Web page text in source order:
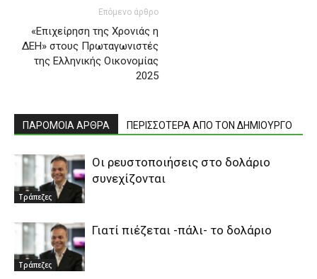
Επόμενο άρθρο
«Επιχείρηση της Χρονιάς η
ΔΕΗ» στους Πρωταγωνιστές
της Ελληνικής Οικονομίας
2025
ΠΑΡΟΜΟΙΑ ΑΡΘΡΑ ΠΕΡΙΣΣΟΤΕΡΑ ΑΠΟ ΤΟΝ ΔΗΜΙΟΥΡΓΟ
Τράπεζες
Οι ρευστοποιήσεις στο δολάριο
συνεχίζονται
Τράπεζες
Γιατί πιέζεται -πάλι- το δολάριο